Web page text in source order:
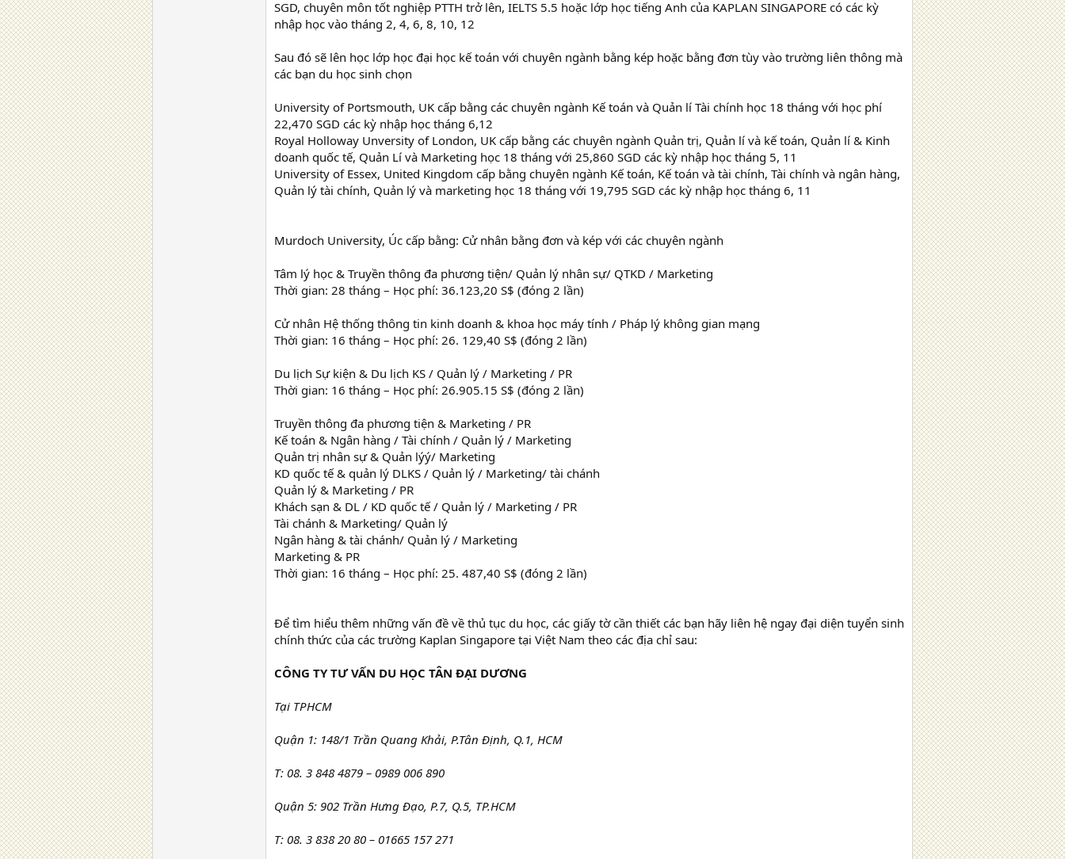
SGD, chuyên môn tốt nghiệp PTTH trở lên, IELTS 5.5 hoặc lớp học tiếng Anh của KAPLAN SINGAPORE có các kỳ
nhập học vào tháng 2, 4, 6, 8, 10, 12
Sau đó sẽ lên học lớp học đại học kế toán với chuyên ngành bằng kép hoặc bằng đơn tùy vào trường liên thông mà
các bạn du học sinh chọn
University of Portsmouth, UK cấp bằng các chuyên ngành Kế toán và Quản lí Tài chính học 18 tháng với học phí
22,470 SGD các kỳ nhập học tháng 6,12
Royal Holloway Unversity of London, UK cấp bằng các chuyên ngành Quản trị, Quản lí và kế toán, Quản lí & Kinh
doanh quốc tế, Quản Lí và Marketing học 18 tháng với 25,860 SGD các kỳ nhập học tháng 5, 11
University of Essex, United Kingdom cấp bằng chuyên ngành Kế toán, Kế toán và tài chính, Tài chính và ngân hàng,
Quản lý tài chính, Quản lý và marketing học 18 tháng với 19,795 SGD các kỳ nhập học tháng 6, 11
Murdoch University, Úc cấp bằng: Cử nhân bằng đơn và kép với các chuyên ngành
Tâm lý học & Truyền thông đa phương tiện/ Quản lý nhân sự/ QTKD / Marketing
Thời gian: 28 tháng – Học phí: 36.123,20 S$ (đóng 2 lần)
Cử nhân Hệ thống thông tin kinh doanh & khoa học máy tính / Pháp lý không gian mạng
Thời gian: 16 tháng – Học phí: 26. 129,40 S$ (đóng 2 lần)
Du lịch Sự kiện & Du lịch KS / Quản lý / Marketing / PR
Thời gian: 16 tháng – Học phí: 26.905.15 S$ (đóng 2 lần)
Truyền thông đa phương tiện & Marketing / PR
Kế toán & Ngân hàng / Tài chính / Quản lý / Marketing
Quản trị nhân sự & Quản lýý/ Marketing
KD quốc tế & quản lý DLKS / Quản lý / Marketing/ tài chánh
Quản lý & Marketing / PR
Khách sạn & DL / KD quốc tế / Quản lý / Marketing / PR
Tài chánh & Marketing/ Quản lý
Ngân hàng & tài chánh/ Quản lý / Marketing
Marketing & PR
Thời gian: 16 tháng – Học phí: 25. 487,40 S$ (đóng 2 lần)
Để tìm hiểu thêm những vấn đề về thủ tục du học, các giấy tờ cần thiết các bạn hãy liên hệ ngay đại diện tuyển sinh
chính thức của các trường Kaplan Singapore tại Việt Nam theo các địa chỉ sau:
CÔNG TY TƯ VẤN DU HỌC TÂN ĐẠI DƯƠNG
Tại TPHCM
Quận 1: 148/1 Trần Quang Khải, P.Tân Định, Q.1, HCM
T: 08. 3 848 4879 – 0989 006 890
Quận 5: 902 Trần Hưng Đạo, P.7, Q.5, TP.HCM
T: 08. 3 838 20 80 – 01665 157 271